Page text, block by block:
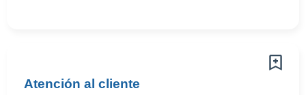
Atención al cliente